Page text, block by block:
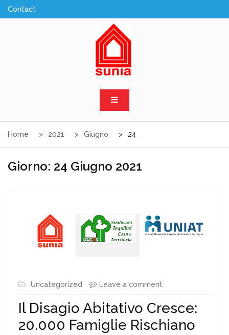
Skip
to
Home 2021 Giugno 24
Giorno: 24 Giugno 2021
Uncategorized Leave a comment
Il Disagio Abitativo Cresce:
20.000 Famiglie Rischiano